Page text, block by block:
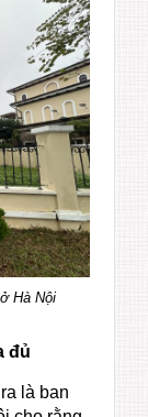
Hà Nội
đủ
là ban